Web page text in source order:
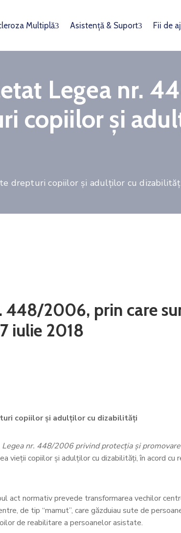
Multiplă Asistență & Suport Fii de
Legea nr.
copiilor și
drepturi copiilor și adulților cu
448/2006, prin care
iulie 2018
copiilor și adulților cu dizabilități
Legea nr. 448/2006 privind protecţia şi
vieții copiilor și adulților cu dizabilități, în acord cu
act normativ prevede transformarea vechilor
de tip “mamut”, care găzduiau sute de
de reabilitare a persoanelor asistate.